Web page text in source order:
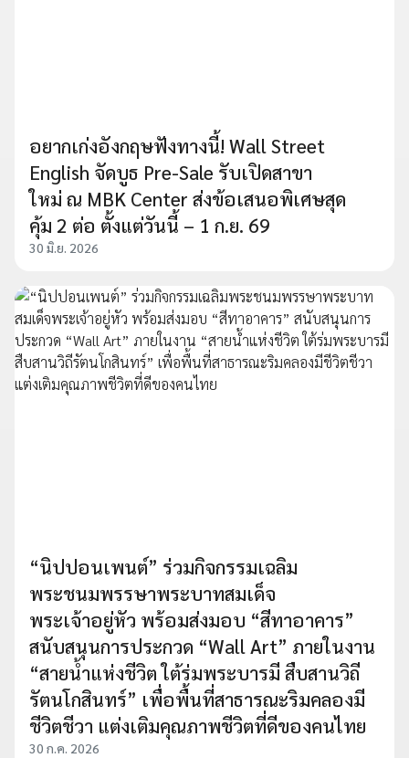
อยากเก่งอังกฤษฟังทางนี้! Wall Street
English จัดบูธ Pre-Sale รับเปิดสาขา
ใหม่ ณ MBK Center ส่งข้อเสนอพิเศษสุด
คุ้ม 2 ต่อ ตั้งแต่วันนี้ – 1 ก.ย. 69
30 มิ.ย. 2026
“นิปปอนเพนต์” ร่วมกิจกรรมเฉลิม
พระชนมพรรษาพระบาทสมเด็จ
พระเจ้าอยู่หัว พร้อมส่งมอบ “สีทาอาคาร”
สนับสนุนการประกวด “Wall Art” ภายในงาน
“สายน้ำแห่งชีวิต ใต้ร่มพระบารมี สืบสานวิถี
รัตนโกสินทร์” เพื่อพื้นที่สาธารณะริมคลองมี
ชีวิตชีวา แต่งเติมคุณภาพชีวิตที่ดีของคนไทย
30 ก.ค. 2026